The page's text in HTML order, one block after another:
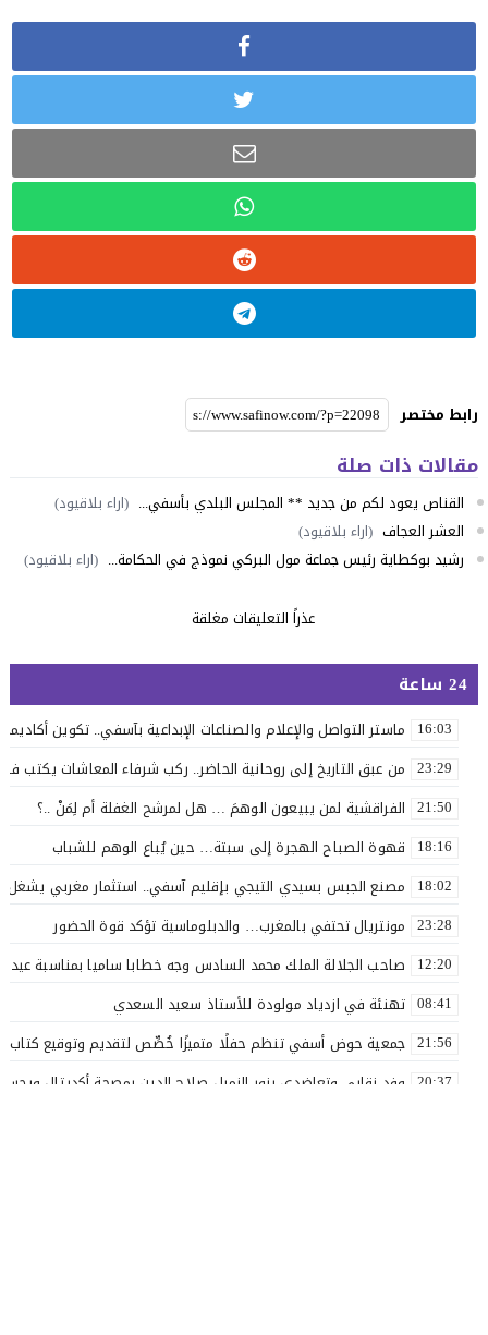
رابط مختصر
مقالات ذات صلة
القناص يعود لكم من جديد ** المجلس البلدي بأسفي... (اراء بلاقيود)
العشر العجاف (اراء بلاقيود)
رشيد بوكطاية رئيس جماعة مول البركي نموذج في الحكامة... (اراء بلاقيود)
عذراً التعليقات مغلقة
24 ساعة
16:03 ماستر التواصل والإعلام والصناعات الإبداعية بآسفي.. تكوين
23:29 من عبق التاريخ إلى روحانية الحاضر.. ركب شرفاء المعاشات يكتب
21:50 الفراقشية لمن يبيعون الوهمَ … هل لمرشح الغفلة أم لِمَنْ ..؟
18:16 قهوة الصباح الهجرة إلى سبتة… حين يُباع الوهم للشباب
18:02 مصنع الجبس بسيدي التيجي بإقليم آسفي.. استثمار مغربي يشغل 110 عاملاً
23:28 مونتريال تحتفي بالمغرب… والدبلوماسية تؤكد قوة الحضور
12:20 صاحب الجلالة الملك محمد السادس وجه خطابا ساميا بمناسبة عيد
08:41 تهنئة في ازدياد مولودة للأستاذ سعيد السعدي
21:56 جمعية حوض أسفي تنظم حفلًا متميزًا خُصِّص لتقديم وتوقيع كتاب
20:37 وفد نقابي وتعاضدي يزور الزميل صلاح الدين بمصحة أكديتال ويجسد